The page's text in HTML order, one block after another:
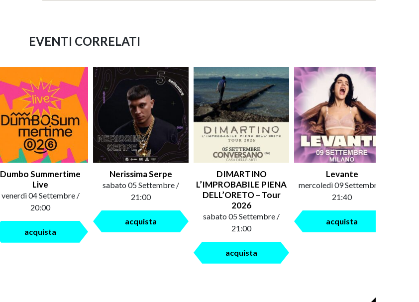
EVENTI CORRELATI
Dumbo Summertime
Live
venerdì 04 Settembre /
20:00
acquista
Nerissima Serpe
sabato 05 Settembre /
21:00
acquista
DIMARTINO
L’IMPROBABILE PIENA
DELL’ORETO – Tour
2026
sabato 05 Settembre /
21:00
acquista
Levante
mercoledì 09 Settembre /
21:40
acquista